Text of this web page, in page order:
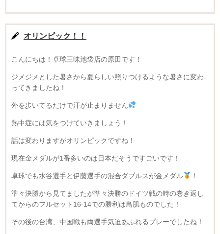
オリンピック！！
こんにちは！卓球三昧池袋店の原田です！
ジメジメとした暑さから夏らしい照りつけるような暑さに変わ
ってきましたね！
外を歩いてるだけで汗が止まりません
熱中症には気をつけていきましょう！
話は変わりますがオリンピックですね！
現在金メダルが1番多いのは日本だそうですごいです！
卓球でも水谷選手と伊藤選手の混合ダブルスが金メダル ！
準々決勝から見てましたが準々決勝のドイツ戦の時の巻き返し
てからのフルセット16-14での勝利は鳥肌ものでした！
その後の台湾、中国戦も両選手気迫あふれるプレーでしたね！